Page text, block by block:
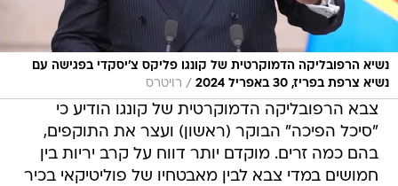
נשיא הרפובליקה הדמוקרטית של קונגו פליקס צ'יסקדי בפגישה עם
נשיא צרפת בפריז, 30 באפריל 2024
/ רויטרס
צבא הרפובליקה הדמוקרטית של קונגו הודיע כי
"סיכל הפיכה" הבוקר (ראשון) ועצר את התוקפים,
בהם כמה זרים. מוקדם יותר דווח על קרב יריות בין
חמושים במדי צבא לבין מאבטחיו של פוליטיקאי בכיר